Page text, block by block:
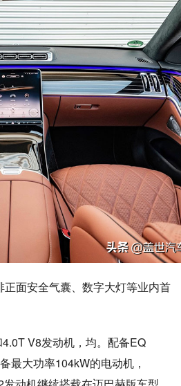
面安全气囊、数字大灯等业内首
V8发动机，均。配备EQ
最大功率104kW的电动机，